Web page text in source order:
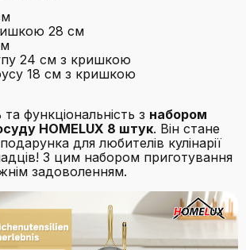
28 см
24 см з кришкою
18 см з кришкою
функціональність з набором
HOMELUX 8 штук. Він стане
для любителів кулінарії
З цим набором приготування
задоволенням.